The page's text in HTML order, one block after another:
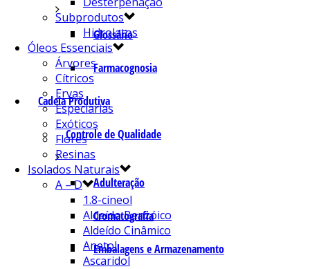
Glossário
Farmacognosia
Cadeia Produtiva
Controle de Qualidade
Adulteração
Cromatografia
Embalagens e Armazenamento
Subprodutos
Hidrolatos
Óleos Essenciais
Árvores
Cítricos
Ervas
Especiarias
Exóticos
Flores
Resinas
Isolados Naturais
A – D
1.8-cineol
Aldeído Benzóico
Aldeído Cinâmico
Anetol
Ascaridol